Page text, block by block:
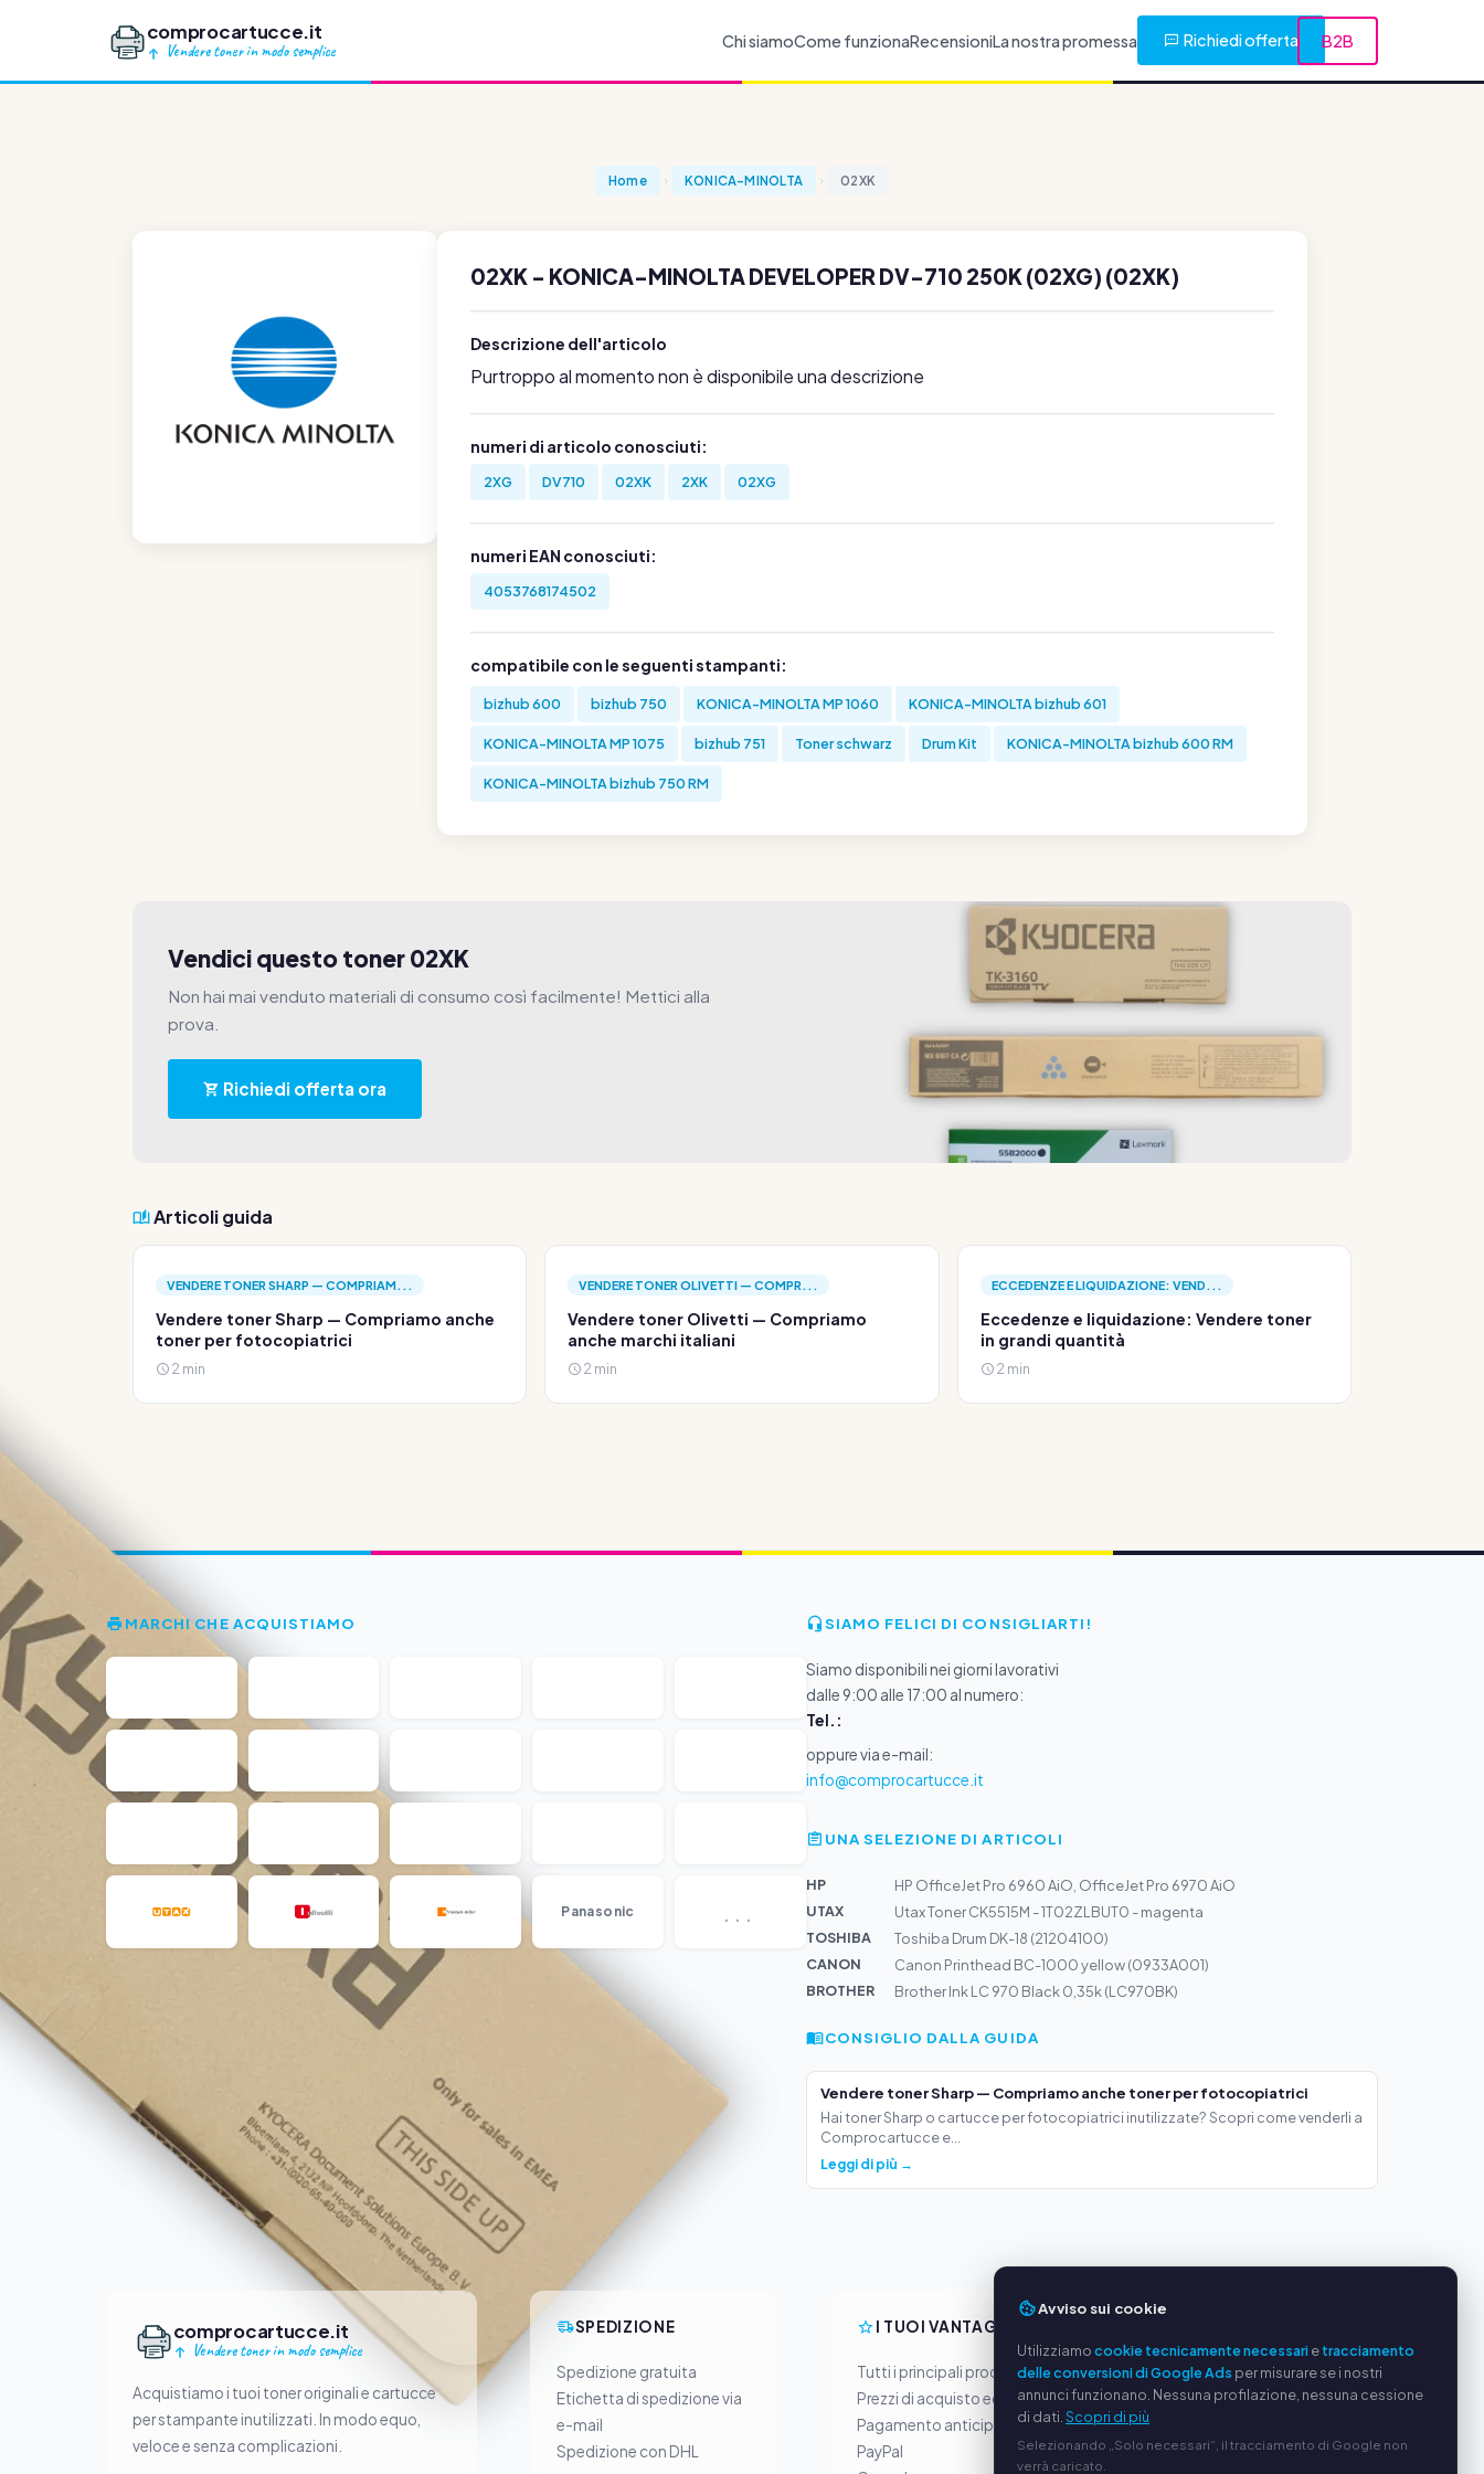
comprocartucce.it
Vendere toner in modo semplice
Chi siamoCome funzionaRecensioniLa nostra promessa Richiedi offerta B2B
Home KONICA-MINOLTA 02XK
02XK - KONICA-MINOLTA DEVELOPER DV-710 250K (02XG) (02XK)
Descrizione dell'articolo
Purtroppo al momento non è disponibile una descrizione
numeri di articolo conosciuti:
2XG DV710 02XK 2XK 02XG
numeri EAN conosciuti:
4053768174502
compatibile con le seguenti stampanti:
bizhub 600 bizhub 750 KONICA-MINOLTA MP 1060 KONICA-MINOLTA bizhub 601
KONICA-MINOLTA MP 1075 bizhub 751 Toner schwarz Drum Kit KONICA-MINOLTA bizhub 600 RM
KONICA-MINOLTA bizhub 750 RM
Vendici questo toner 02XK
Non hai mai venduto materiali di consumo così facilmente! Mettici alla
prova.
Richiedi offerta ora
Articoli guida
VENDERE TONER SHARP — COMPRIAM...
Vendere toner Sharp — Compriamo anche
toner per fotocopiatrici
2 min
VENDERE TONER OLIVETTI — COMPR...
Vendere toner Olivetti — Compriamo
anche marchi italiani
2 min
ECCEDENZE E LIQUIDAZIONE: VEND...
Eccedenze e liquidazione: Vendere toner
in grandi quantità
2 min
MARCHI CHE ACQUISTIAMO
Panasonic ...
SIAMO FELICI DI CONSIGLIARTI!
Siamo disponibili nei giorni lavorativi
dalle 9:00 alle 17:00 al numero:
Tel.:
oppure via e-mail:
info@comprocartucce.it
UNA SELEZIONE DI ARTICOLI
HP
HP OfficeJet Pro 6960 AiO, OfficeJet Pro 6970 AiO
UTAX
Utax Toner CK5515M - 1T02ZLBUT0 - magenta
TOSHIBA
Toshiba Drum DK-18 (21204100)
CANON
Canon Printhead BC-1000 yellow (0933A001)
BROTHER
Brother Ink LC 970 Black 0,35k (LC970BK)
CONSIGLIO DALLA GUIDA
Vendere toner Sharp — Compriamo anche toner per fotocopiatrici
Hai toner Sharp o cartucce per fotocopiatrici inutilizzate? Scopri come venderli a
Comprocartucce e...
Leggi di più →
comprocartucce.it
Vendere toner in modo semplice
Acquistiamo i tuoi toner originali e cartucce
per stampante inutilizzati. In modo equo,
veloce e senza complicazioni.
SPEDIZIONE
Spedizione gratuita
Etichetta di spedizione via
e-mail
Spedizione con DHL
I TUOI VANTAGGI
Tutti i principali produttori
Prezzi di acquisto equi
Pagamento anticipato via
PayPal
Chi siamo
Informativa sulla privacy
Domande frequenti (FAQ)
Avviso sui cookie
Utilizziamocookie tecnicamente necessarietracciamento
delle conversioni di Google Ads per misurare se i nostri
annunci funzionano. Nessuna profilazione, nessuna cessione
di dati. Scopri di più
Selezionando „Solo necessari“, il tracciamento di Google non
verrà caricato.